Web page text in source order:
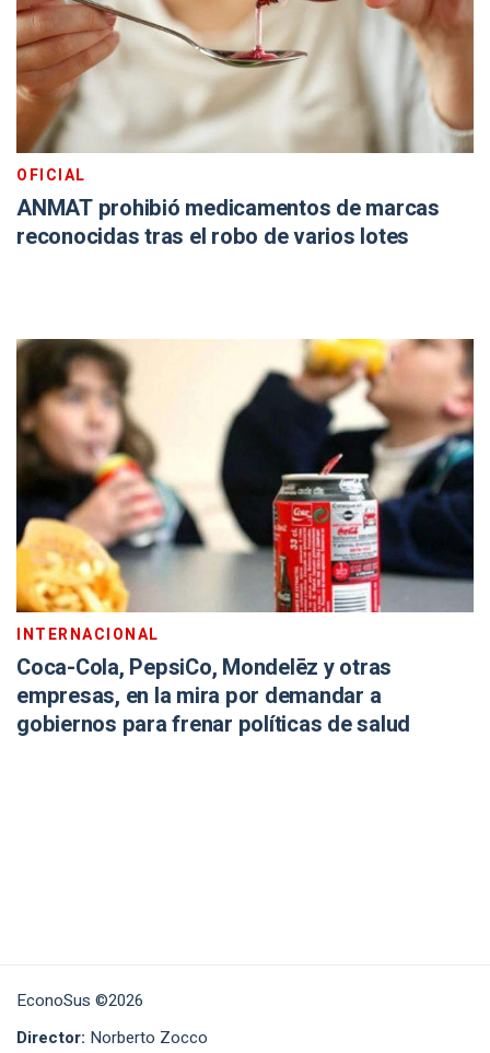
OFICIAL
ANMAT prohibió medicamentos de marcas
reconocidas tras el robo de varios lotes
INTERNACIONAL
Coca-Cola, PepsiCo, Mondelēz y otras
empresas, en la mira por demandar a
gobiernos para frenar políticas de salud
EconoSus ©2026
Director: Norberto Zocco